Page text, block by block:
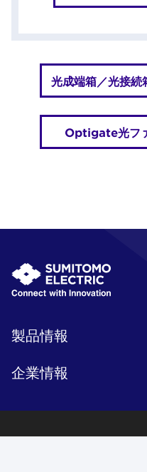
光成端箱／光接続
Optigate光フ
製品情報
企業情報